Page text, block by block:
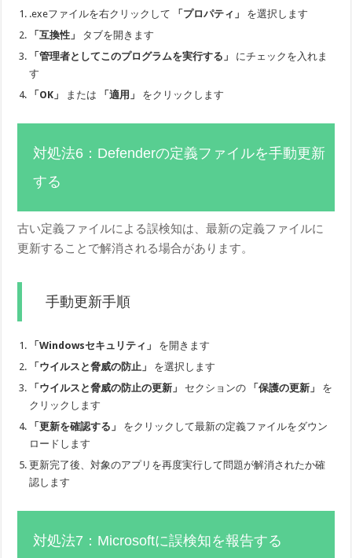
.exeファイルを右クリックして 「プロパティ」
を選択します
「互換性」
タブを開きます
「管理者としてこのプログラムを実行する」
にチェックを入れま
す
「OK」
または 「適用」 をクリックします
対処法6：Defenderの定義ファイルを手動更新
する
古い定義ファイルによる誤検知は、最新の定義ファイルに
更新することで解消される場合があります。
手動更新手順
「Windowsセキュリティ」
を開きます
「ウイルスと脅威の防止」
を選択します
「ウイルスと脅威の防止の更新」
セクションの 「保護の更新」
を
クリックします
「更新を確認する」
をクリックして最新の定義ファイルをダウン
ロードします
更新完了後、対象のアプリを再度実行して問題が解消されたか確
認します
対処法7：Microsoftに誤検知を報告する